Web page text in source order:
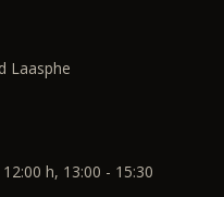
Laasphe
h, 13:00 - 15:30